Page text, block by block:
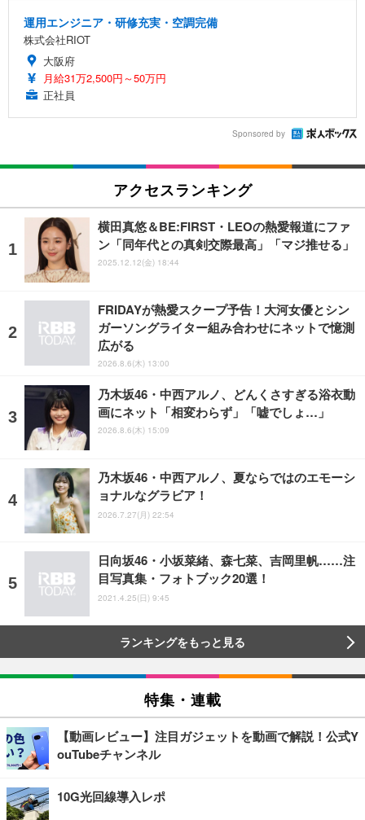
運用エンジニア・研修充実・空調完備
株式会社RIOT
大阪府
月給31万2,500円～50万円
正社員
Sponsored by
アクセスランキング
横田真悠＆BE:FIRST・LEOの熱愛報道にファ
ン「同年代との真剣交際最高」「マジ推せる」
2025.12.12(金) 18:44
FRIDAYが熱愛スクープ予告！大河女優とシン
ガーソングライター組み合わせにネットで憶測
広がる
2026.8.6(木) 13:00
乃木坂46・中西アルノ、どんくさすぎる浴衣動
画にネット「相変わらず」「嘘でしょ…」
2026.8.6(木) 15:09
乃木坂46・中西アルノ、夏ならではのエモーシ
ョナルなグラビア！
2026.7.27(月) 22:54
日向坂46・小坂菜緒、森七菜、吉岡里帆……注
目写真集・フォトブック20選！
2021.4.25(日) 9:45
ランキングをもっと見る
特集・連載
【動画レビュー】注目ガジェットを動画で解説！公式Y
ouTubeチャンネル
10G光回線導入レポ